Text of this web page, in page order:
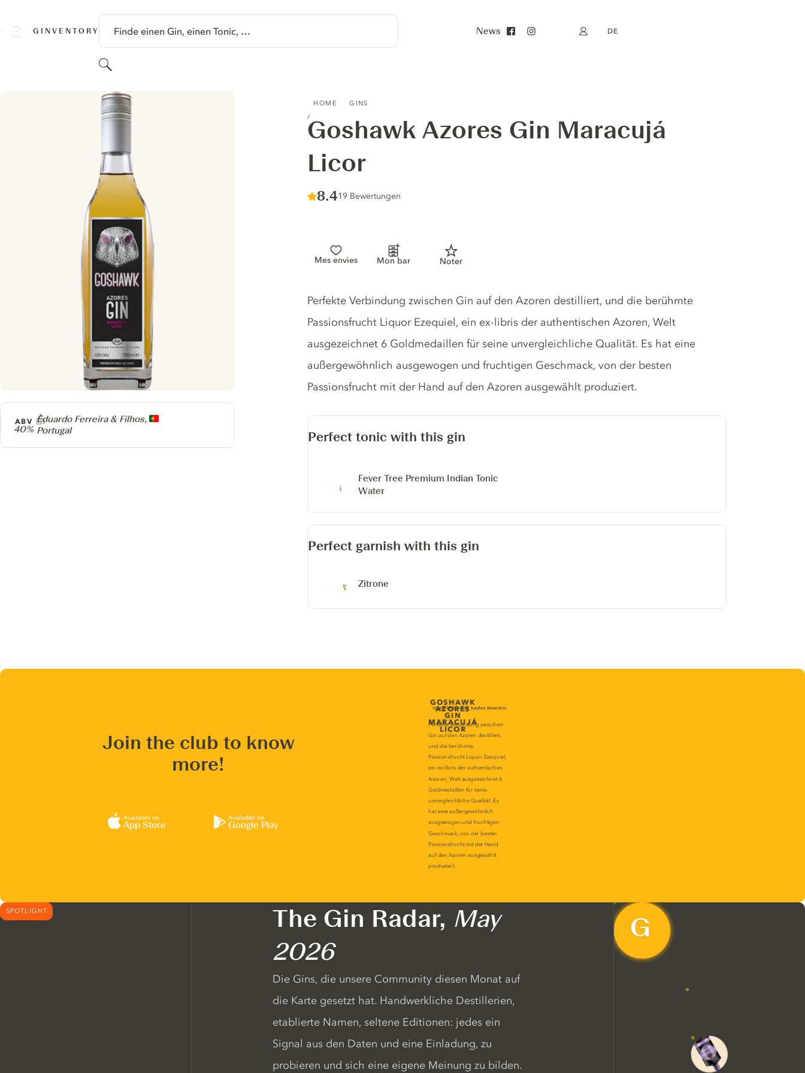
GINVENTORY Finde einen Gin, einen Tonic, …
Suchen
News Mein Konto
DE
HOME GINS
Goshawk Azores Gin Maracujá
Licor
Score :
8.4/ 10
19 Bewertungen
Mes envies Mon bar Noter
Producer
Eduardo Ferreira & Filhos,
Portugal
ABV
40%
Gin description
Perfekte Verbindung zwischen Gin auf den Azoren destilliert, und die berühmte
Passionsfrucht Liquor Ezequiel, ein ex-libris der authentischen Azoren, Welt
ausgezeichnet 6 Goldmedaillen für seine unvergleichliche Qualität. Es hat eine
außergewöhnlich ausgewogen und fruchtigen Geschmack, von der besten
Passionsfrucht mit der Hand auf den Azoren ausgewählt produziert.
Perfect tonic with this gin
Fever Tree Premium Indian Tonic
Water
Perfect garnish with this gin
Zitrone
Join the club to know
more!
Available on
App Store
Available on
Google Play
SPOTLIGHT The Gin Radar, May
2026
Die Gins, die unsere Community diesen Monat auf
die Karte gesetzt hat. Handwerkliche Destillerien,
etablierte Namen, seltene Editionen: jedes ein
Signal aus den Daten und eine Einladung, zu
probieren und sich eine eigene Meinung zu bilden.